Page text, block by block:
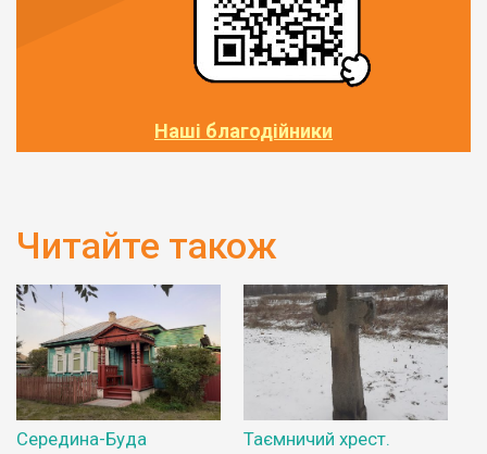
Наші благодійники
Читайте також
Середина-Буда
Таємничий хрест.